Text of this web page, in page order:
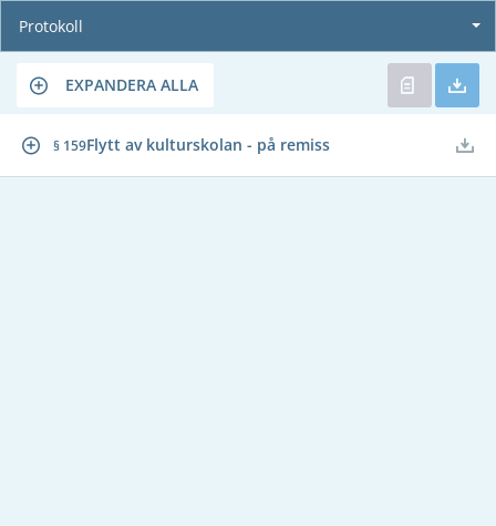
Protokoll
EXPANDERA ALLA
§ 159Flytt av kulturskolan - på remiss